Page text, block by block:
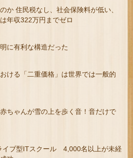
か 住民税なし、社会保険料が低い、
年収322万円までゼロ
に有利な構造だった
ける「二重価格」は世界では一般的
赤ちゃんが雪の上を歩く音！音だけで
イブ型ITスクール 4,000名以上が未経